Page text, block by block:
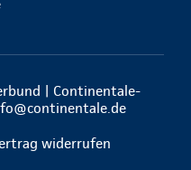
| Continentale-
widerrufen